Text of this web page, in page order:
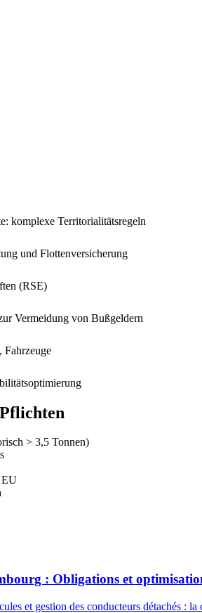
komplexe Territorialitätsregeln
und Flottenversicherung
(RSE)
Vermeidung von Bußgeldern
Fahrzeuge
> 3,5 Tonnen)
EU
: Obligations et
et gestion des conducteurs détachés :